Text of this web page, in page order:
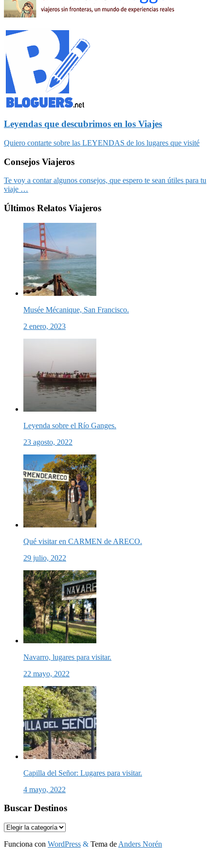
Leyendas que descubrimos en los Viajes
Quiero contarte sobre las LEYENDAS de los lugares que visité
Consejos Viajeros
Te voy a contar algunos consejos, que espero te sean útiles para tu
viaje …
Últimos Relatos Viajeros
Musée Mécanique, San Francisco.
2 enero, 2023
Leyenda sobre el Río Ganges.
23 agosto, 2022
Qué visitar en CARMEN de ARECO.
29 julio, 2022
Navarro, lugares para visitar.
22 mayo, 2022
Capilla del Señor: Lugares para visitar.
4 mayo, 2022
Buscar Destinos
Buscar
Funciona con WordPress & Tema de Anders Norén